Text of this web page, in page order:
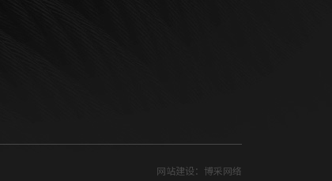
网站建设：博采网络